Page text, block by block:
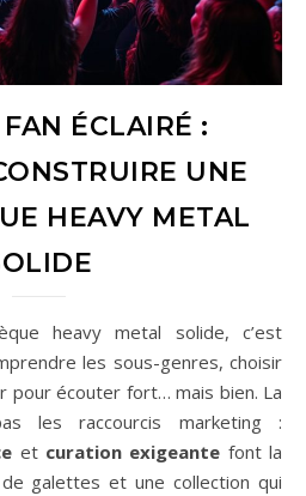
ÉCLAIRÉ :
UNE
HEAVY METAL
les sous-genres, choisir
pour écouter fort… mais bien. La
les raccourcis marketing :
et curation exigeante font la
galettes et une collection qui